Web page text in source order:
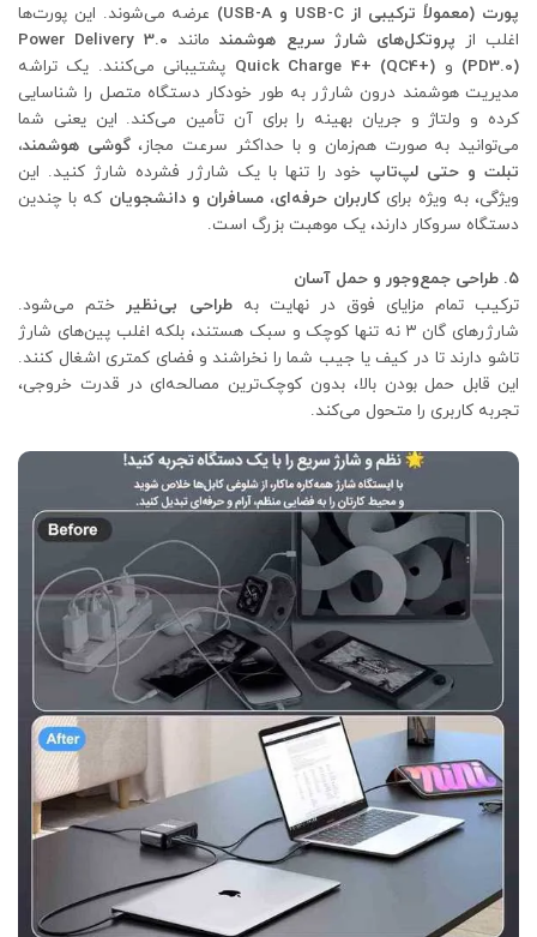
پورت (معمولاً ترکیبی از USB-C و USB-A)
عرضه می‌شوند. این پورت‌ها
اغلب از پروتکل‌های شارژ سریع هوشمندمانند Power Delivery 3.0
(PD3.0) و Quick Charge 4+ (QC4+) پشتیبانی می‌کنند. یک تراشه
مدیریت هوشمند درون شارژر به طور خودکار دستگاه متصل را شناسایی
کرده و ولتاژ و جریان بهینه را برای آن تأمین می‌کند. این یعنی شما
می‌توانید به صورت هم‌زمان و با حداکثر سرعت مجاز،گوشی هوشمند،
تبلت و حتی لپ‌تاپ خود را تنها با یک شارژر فشرده شارژ کنید. این
ویژگی، به ویژه برای کاربران حرفه‌ای، مسافران و دانشجویان که با چندین
دستگاه سروکار دارند، یک موهبت بزرگ است.
۵. طراحی جمع‌وجور و حمل آسان
ترکیب تمام مزایای فوق در نهایت بهطراحی بی‌نظیر
ختم می‌شود.
شارژرهای گان ۳ نه تنها کوچک و سبک هستند، بلکه اغلب پین‌های شارژ
تاشو دارند تا در کیف یا جیب شما را نخراشند و فضای کمتری اشغال کنند.
این قابل حمل بودن بالا، بدون کوچک‌ترین مصالحه‌ای در قدرت خروجی،
تجربه کاربری را متحول می‌کند.